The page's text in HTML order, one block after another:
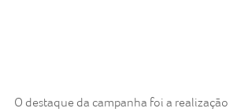
O destaque da campanha foi a realização